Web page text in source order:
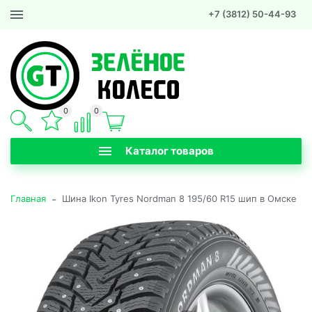
+7 (3812) 50-44-93
Каталог товаров
0 0
Главная - Шина Ikon Tyres Nordman 8 195/60 R15 шип в Омске